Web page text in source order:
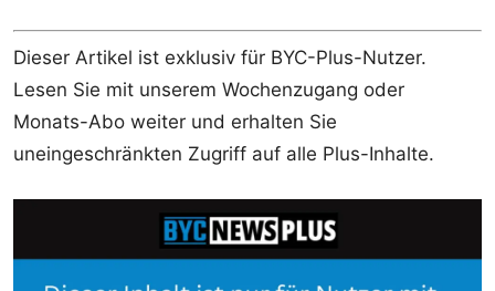
Dieser Artikel ist exklusiv für BYC-Plus-Nutzer.
Lesen Sie mit unserem Wochenzugang oder
Monats-Abo weiter und erhalten Sie
uneingeschränkten Zugriff auf alle Plus-Inhalte.